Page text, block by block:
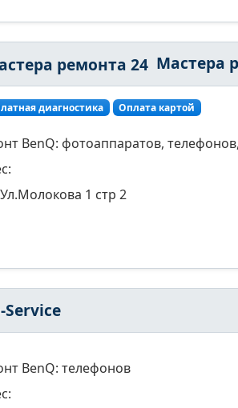
Мастера
диагностика Оплата картой
BenQ: фотоаппаратов,
Ул.Молокова 1 стр 2
Service
BenQ: телефонов